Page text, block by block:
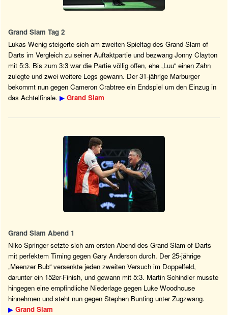
Grand Slam Tag 2
Lukas Wenig steigerte sich am zweiten Spieltag des Grand Slam of
Darts im Vergleich zu seiner Auftaktpartie und bezwang Jonny Clayton
mit 5:3. Bis zum 3:3 war die Partie völlig offen, ehe „Luu“ einen Zahn
zulegte und zwei weitere Legs gewann. Der 31-jährige Marburger
bekommt nun gegen Cameron Crabtree ein Endspiel um den Einzug in
das Achtelfinale. ▶ Grand Slam
Grand Slam Abend 1
Niko Springer setzte sich am ersten Abend des Grand Slam of Darts
mit perfektem Timing gegen Gary Anderson durch. Der 25-jährige
„Meenzer Bub“ versenkte jeden zweiten Versuch im Doppelfeld,
darunter ein 152er-Finish, und gewann mit 5:3. Martin Schindler musste
hingegen eine empfindliche Niederlage gegen Luke Woodhouse
hinnehmen und steht nun gegen Stephen Bunting unter Zugzwang.
▶ Grand Slam